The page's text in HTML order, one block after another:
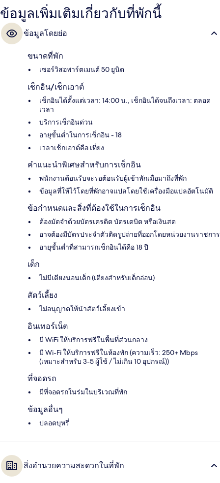
ข้อมูลเพิ่มเติมเกี่ยวกับที่พักนี้
ข้อมูลโดยย่อ
ขนาดที่พัก
เซอร์วิสอพาร์ตเมนต์ 50 ยูนิต
เช็กอิน/เช็กเอาต์
เช็กอินได้ตั้งแต่เวลา: 14:00 น., เช็กอินได้จนถึงเวลา: ตลอด
เวลา
บริการเช็กอินด่วน
อายุขั้นต่ำในการเช็กอิน - 18
เวลาเช็กเอาต์คือ เที่ยง
คำแนะนำพิเศษสำหรับการเช็กอิน
พนักงานต้อนรับจะรอต้อนรับผู้เข้าพักเมื่อมาถึงที่พัก
ข้อมูลที่ให้ไว้โดยที่พักอาจแปลโดยใช้เครื่องมือแปลอัตโนมัติ
ข้อกำหนดและสิ่งที่ต้องใช้ในการเช็กอิน
ต้องมัดจำด้วยบัตรเครดิต บัตรเดบิต หรือเงินสด
อาจต้องมีบัตรประจำตัวติดรูปถ่ายที่ออกโดยหน่วยงานราชการ
อายุขั้นต่ำที่สามารถเช็กอินได้คือ 18 ปี
เด็ก
ไม่มีเตียงนอนเด็ก (เตียงสำหรับเด็กอ่อน)
สัตว์เลี้ยง
ไม่อนุญาตให้นำสัตว์เลี้ยงเข้า
อินเทอร์เน็ต
มี WiFi ให้บริการฟรีในพื้นที่ส่วนกลาง
มี Wi-Fi ให้บริการฟรีในห้องพัก (ความเร็ว: 250+ Mbps
(เหมาะสำหรับ 3-5 ผู้ใช้ / ไม่เกิน 10 อุปกรณ์))
ที่จอดรถ
มีที่จอดรถในร่มในบริเวณที่พัก
ข้อมูลอื่นๆ
ปลอดบุหรี่
สิ่งอำนวยความสะดวกในที่พัก